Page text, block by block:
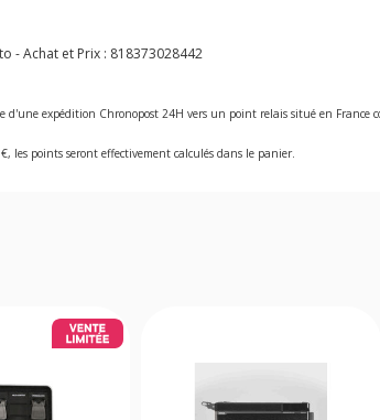
- Achat et Prix : 818373028442
d'une expédition Chronopost 24H vers un point relais situé en
les points seront effectivement calculés dans le panier.